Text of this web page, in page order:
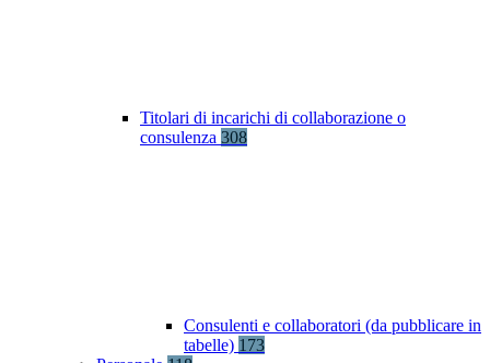
Titolari di incarichi di collaborazione o
consulenza 308
Consulenti e collaboratori (da pubblicare in
tabelle) 173